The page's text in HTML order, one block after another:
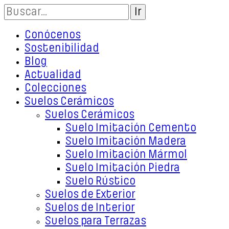
Conócenos
Sostenibilidad
Blog
Actualidad
Colecciones
Suelos Cerámicos
Suelos Cerámicos
Suelo Imitación Cemento
Suelo Imitación Madera
Suelo Imitación Mármol
Suelo Imitación Piedra
Suelo Rústico
Suelos de Exterior
Suelos de Interior
Suelos para Terrazas